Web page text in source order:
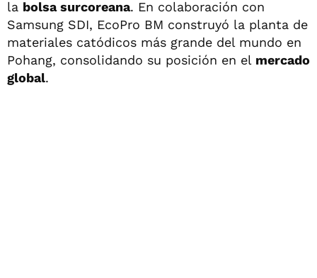
la bolsa surcoreana. En colaboración con
Samsung SDI, EcoPro BM construyó la planta de
materiales catódicos más grande del mundo en
Pohang, consolidando su posición en el mercado
global.